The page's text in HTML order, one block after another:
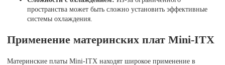
пространства может быть сложно установить эффективные
системы охлаждения.
Применение материнских плат Mini-ITX
Материнские платы Mini-ITX находят широкое применение в